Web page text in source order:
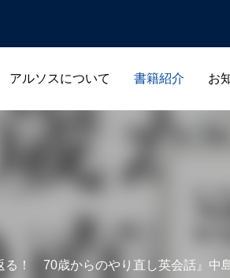
アルソスについて 書籍紹介 お
/home/r1740804/
/home/
る！ 70歳からのやり直し英会話』中